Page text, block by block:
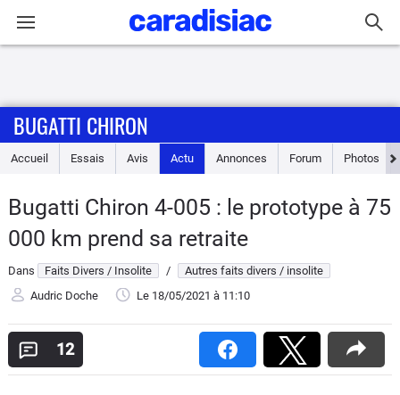
Accueil
Essais
Guide
d'achat
Electriques
Utilitaires
BUGATTI CHIRON
Accueil Essais Avis Actu Annonces Forum Photos
Bugatti Chiron 4-005 : le prototype à 75
000 km prend sa retraite
Dans Faits Divers / Insolite /
Autres faits divers / insolite
Audric Doche
Le 18/05/2021 à 11:10
12